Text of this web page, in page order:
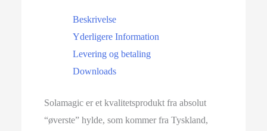
Beskrivelse
Yderligere Information
Levering og betaling
Downloads
Solamagic er et kvalitetsprodukt fra absolut
“øverste” hylde, som kommer fra Tyskland,